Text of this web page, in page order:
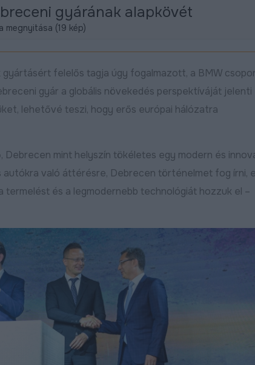
gyárának alapkövét
megnyitása (19 kép)
gyártásért felelős tagja úgy fogalmazott, a BMW
gyár a globális növekedés perspektíváját jelenti
lehetővé teszi, hogy erős európai hálózatra
mint helyszín tökéletes egy modern és
való áttérésre, Debrecen történelmet fog írni,
termelést és a legmodernebb technológiát hozzuk el –